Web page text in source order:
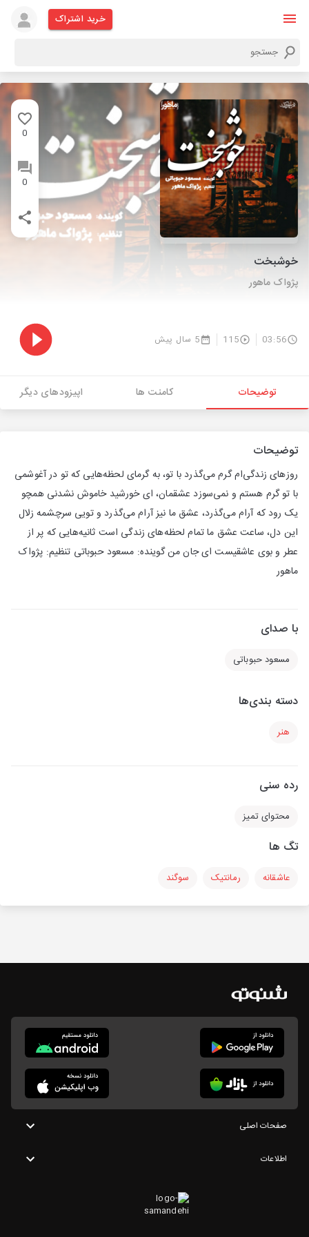
خرید اشتراک
0
0
خوشبخت
پژواک ماهور
03:56
115 5 سال پیش
توضیحات کامنت ها اپیزودهای دیگر
توضیحات
روز‌های زندگی‌ام گرم می‌گذرد با تو، به گرمای لحظه‌هایی که تو در آغوشمی
با تو گرم هستم و نمی‌سوزد عشقمان،‌ ای خورشید خاموش نشدنی همچو
یک رود که آرام می‌گذرد، عشق ما نیز آرام می‌گذرد و تویی سرچشمه زلال
این دل، ساعت عشق‌ ما تمام لحظه‌های زندگی است ثانیه‌هایی که پر از
عطر و بوی عاشقیست‌ ای جان من گوینده: مسعود حبوباتی تنظیم: پژواک
ماهور
با صدای
مسعود حبوباتی
دسته بندی‌ها
هنر
رده سنی
محتوای تمیز
تگ ها
عاشقانه رمانتیک سوگند
صفحات اصلی
اطلاعات